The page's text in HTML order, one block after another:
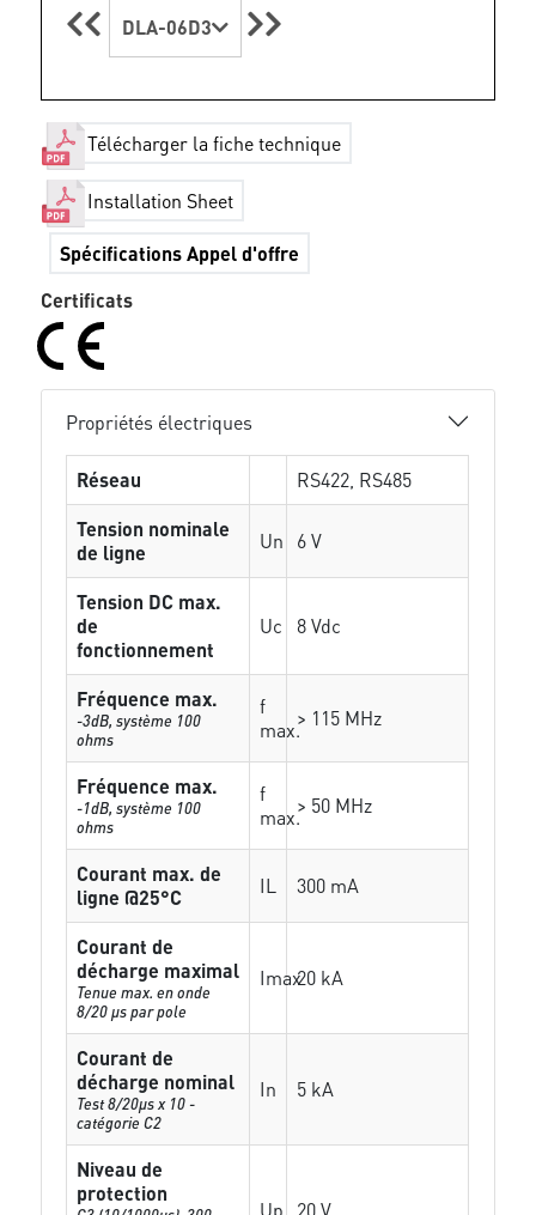
DLA-06D3
Télécharger la fiche technique
Installation Sheet
Spécifications Appel d'offre
Certificats
Propriétés électriques
Réseau
RS422, RS485
Tension nominale
de ligne
Un 6 V
Tension DC max.
de
fonctionnement
Uc 8 Vdc
Fréquence max.
-3dB, système 100
ohms
f
max.> 115 MHz
Fréquence max.
-1dB, système 100
ohms
f
max.> 50 MHz
Courant max. de
ligne @25°C
IL 300 mA
Courant de
décharge maximal
Tenue max. en onde
8/20 µs par pole
Imax20 kA
Courant de
décharge nominal
Test 8/20µs x 10 -
catégorie C2
In 5 kA
Niveau de
protection
Up 20 V